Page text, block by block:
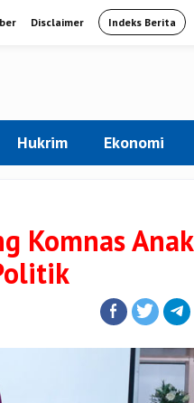
Disclaimer Indeks Berita
Hukrim Ekonomi
Komnas Anak